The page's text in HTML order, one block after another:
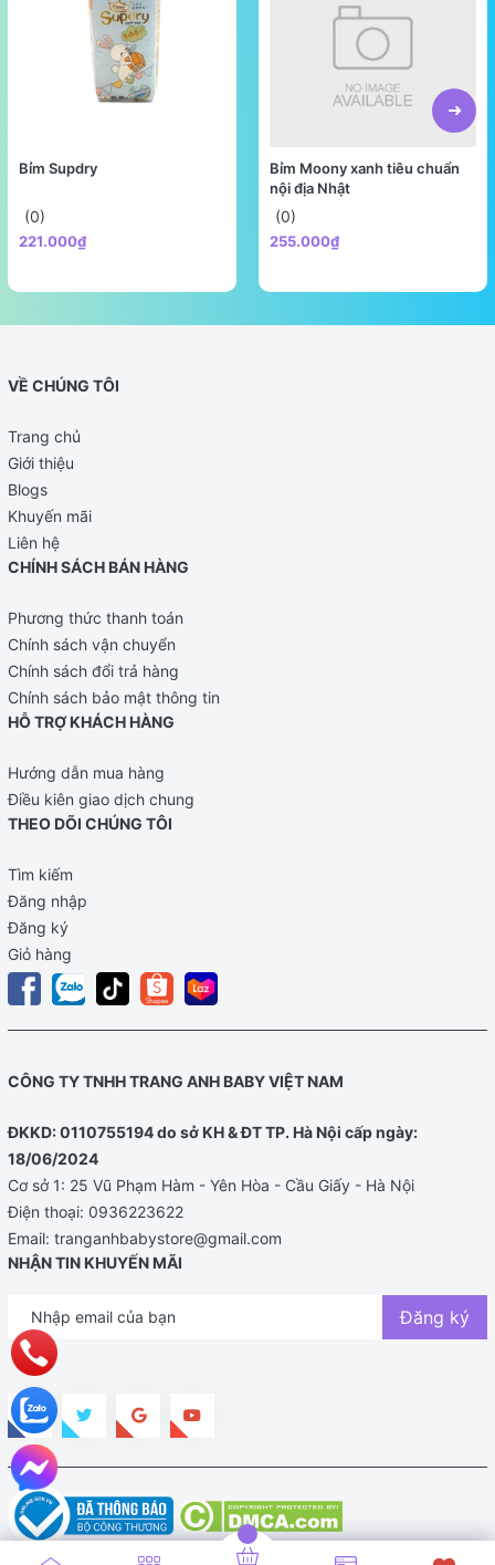
Bỉm Supdry
(0)
221.000₫
Bỉm Moony xanh tiêu chuẩn
nội địa Nhật
(0)
255.000₫
VỀ CHÚNG TÔI
Trang chủ
Giới thiệu
Blogs
Khuyến mãi
Liên hệ
CHÍNH SÁCH BÁN HÀNG
Phương thức thanh toán
Chính sách vận chuyển
Chính sách đổi trả hàng
Chính sách bảo mật thông tin
HỖ TRỢ KHÁCH HÀNG
Hướng dẫn mua hàng
Điều kiên giao dịch chung
THEO DÕI CHÚNG TÔI
Tìm kiếm
Đăng nhập
Đăng ký
Giỏ hàng
CÔNG TY TNHH TRANG ANH BABY VIỆT NAM
ĐKKD: 0110755194 do sở KH & ĐT TP. Hà Nội cấp ngày:
18/06/2024
Cơ sở 1: 25 Vũ Phạm Hàm - Yên Hòa - Cầu Giấy - Hà Nội
Điện thoại: 0936223622
Email: tranganhbabystore@gmail.com
NHẬN TIN KHUYẾN MÃI
Đăng ký
Bản quyền thuộc về TRANG ANH BABY STORE |Cung cấp bởiSapo